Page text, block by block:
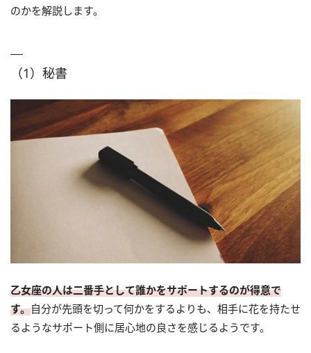
のかを解説します。
（1）秘書
乙女座の人は二番手として誰かをサポートするのが得意で
す。自分が先頭を切って何かをするよりも、相手に花を持たせ
るようなサポート側に居心地の良さを感じるようです。